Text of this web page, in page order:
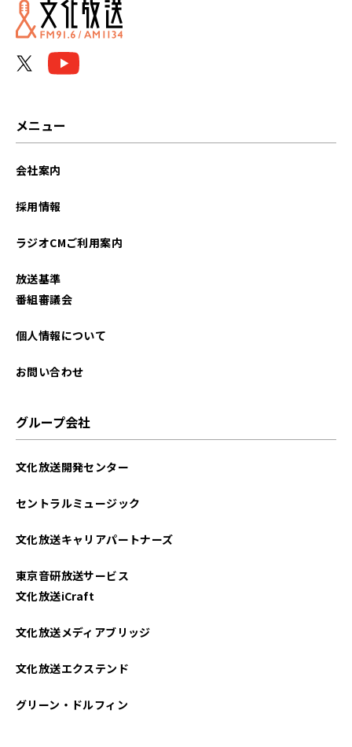
2024年11月
2022年11月
2022年01月
メニュー
会社案内
採用情報
ラジオCMご利用案内
放送基準
番組審議会
個人情報について
お問い合わせ
グループ会社
文化放送開発センター
セントラルミュージック
文化放送キャリアパートナーズ
東京音研放送サービス
文化放送iCraft
文化放送メディアブリッジ
文化放送エクステンド
グリーン・ドルフィン